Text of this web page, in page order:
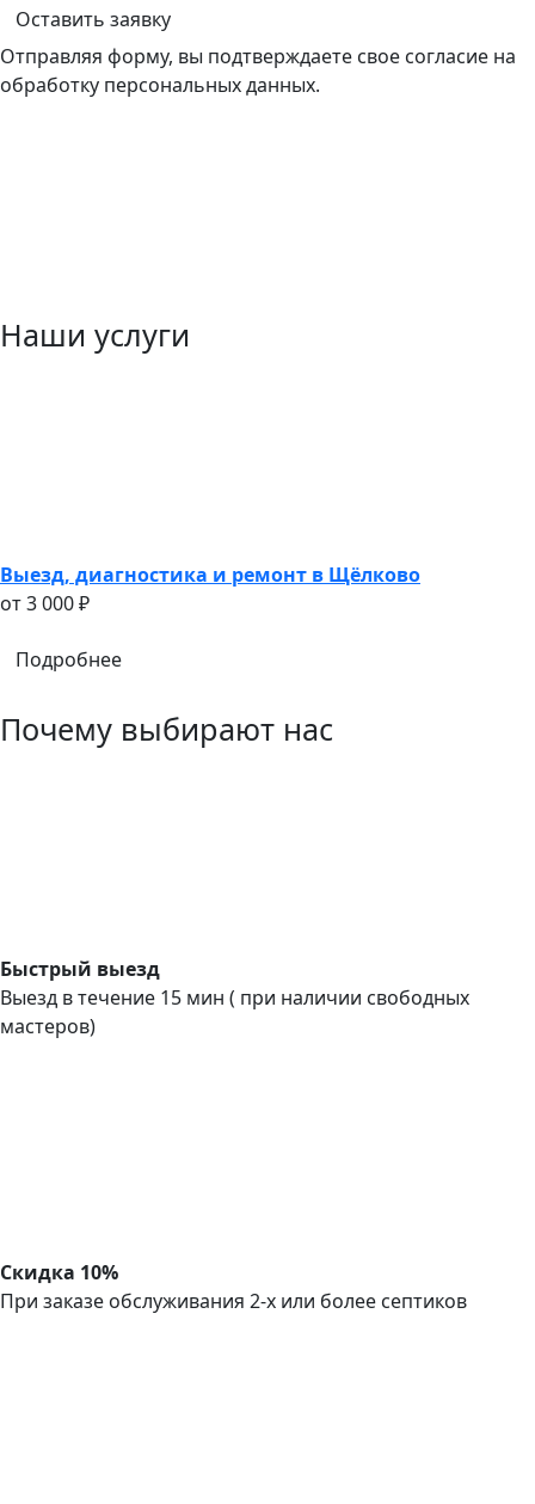
Оставить заявку
Отправляя форму, вы подтверждаете свое согласие на
обработку персональных данных.
Наши услуги
Выезд, диагностика и ремонт в Щёлково
oт 3 000 ₽
Подробнее
Почему выбирают нас
Быстрый выезд
Выезд в течение 15 мин ( при наличии свободных
мастеров)
Скидка 10%
При заказе обслуживания 2-х или более септиков